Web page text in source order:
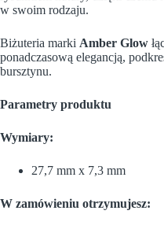
w swoim rodzaju.
Biżuteria marki Amber Glow
ponadczasową elegancją,
bursztynu.
Parametry produktu
Wymiary:
27,7 mm x 7,3 mm
W zamówieniu otrzymujesz: